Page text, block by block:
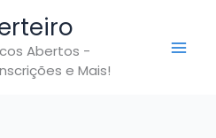
Abertos -
e Mais!